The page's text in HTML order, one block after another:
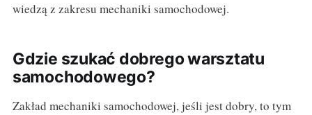
wiedzą z zakresu mechaniki samochodowej.
Gdzie szukać dobrego warsztatu
samochodowego?
Zakład mechaniki samochodowej, jeśli jest dobry, to tym